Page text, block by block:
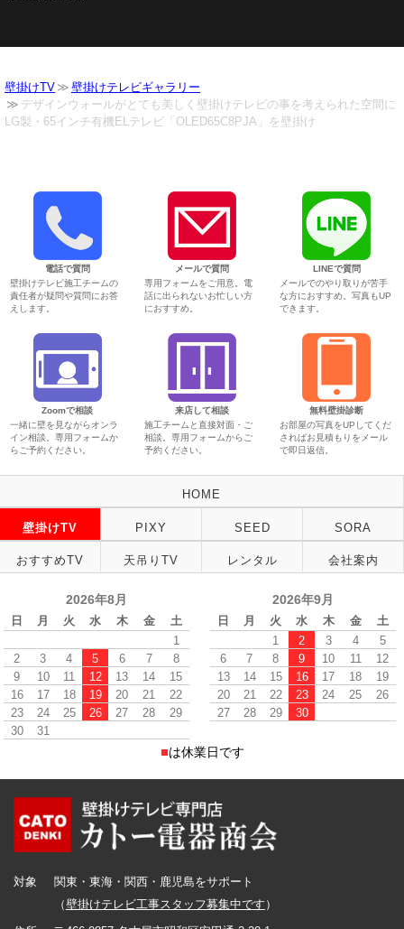
壁掛けTV
壁掛けテレビギャラリー
デザインウォールがとても美しく壁掛けテレビの事を考えられた空間に
LG製・65インチ有機ELテレビ「OLED65C8PJA」を壁掛け
電話で質問
壁掛けテレビ施工チームの
責任者が疑問や質問にお答
えします。
メールで質問
専用フォームをご用意。電
話に出られないお忙しい方
におすすめ。
LINEで質問
メールでのやり取りが苦手
な方におすすめ。写真もUP
できます。
Zoomで相談
一緒に壁を見ながらオンラ
イン相談。専用フォームか
らご予約ください。
来店して相談
施工チームと直接対面・ご
相談。専用フォームからご
予約ください。
無料壁掛診断
お部屋の写真をUPしてくだ
さればお見積もりをメール
で即日返信。
HOME
壁掛けTV PIXY SEED SORA
おすすめTV 天吊りTV レンタル 会社案内
2026年8月
日 月 火 水 木 金
土
1
2
3 4 5 6 7
8
9
10 11 12 13 14
15
16
17 18 19 20 21
22
23
24 25 26 27 28
29
30
31
2026年9月
日 月 火 水 木 金
土
1
2 3 4
5
6
7 8 9 10 11
12
13
14 15 16 17 18
19
20
21 22 23 24 25
26
27
28 29 30
■は休業日です
対象
関東・東海・関西・鹿児島をサポート
（壁掛けテレビ工事スタッフ募集中です ）